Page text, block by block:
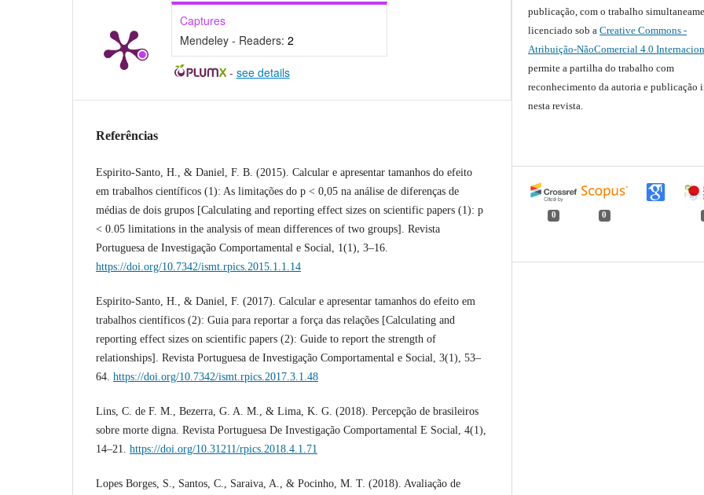
Captures
Mendeley - Readers: 2
- see details
Referências
Espirito-Santo, H., & Daniel, F. B. (2015). Calcular e apresentar tamanhos do efeito
em trabalhos científicos (1): As limitações do p < 0,05 na análise de diferenças de
médias de dois grupos [Calculating and reporting effect sizes on scientific papers (1): p
< 0.05 limitations in the analysis of mean differences of two groups]. Revista
Portuguesa de Investigação Comportamental e Social, 1(1), 3–16.
https://doi.org/10.7342/ismt.rpics.2015.1.1.14
Espirito-Santo, H., & Daniel, F. (2017). Calcular e apresentar tamanhos do efeito em
trabalhos científicos (2): Guia para reportar a força das relações [Calculating and
reporting effect sizes on scientific papers (2): Guide to report the strength of
relationships]. Revista Portuguesa de Investigação Comportamental e Social, 3(1), 53–
64. https://doi.org/10.7342/ismt.rpics.2017.3.1.48
Lins, C. de F. M., Bezerra, G. A. M., & Lima, K. G. (2018). Percepção de brasileiros
sobre morte digna. Revista Portuguesa De Investigação Comportamental E Social, 4(1),
14–21. https://doi.org/10.31211/rpics.2018.4.1.71
Lopes Borges, S., Santos, C., Saraiva, A., & Pocinho, M. T. (2018). Avaliação de
publicação, com o trabalho
licenciado sob aCreative Commons -
Atribuição-NãoComercial 4.0
permite a partilha do trabalho com
reconhecimento da autoria e publicação
nesta revista.
0 0